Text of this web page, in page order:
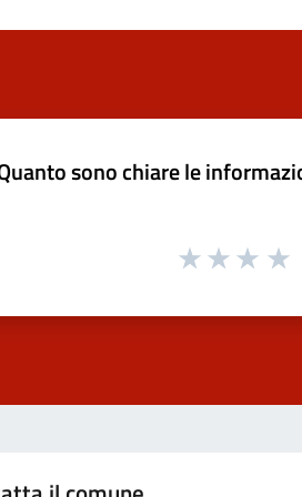
sono chiare le